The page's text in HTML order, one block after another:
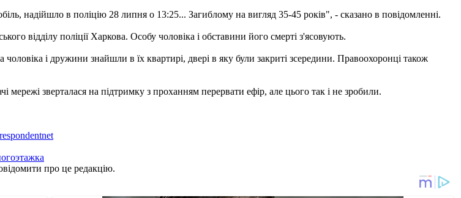
надійшло в поліцію 28 липня о 13:25... Загиблому на вигляд 35-45 років", - сказано в повідомленні.
відділу поліції Харкова. Особу чоловіка і обставини його смерті з'ясовують.
чоловіка і дружини знайшли в їх квартирі, двері в яку були закриті зсередини. Правоохоронці також
мережі зверталася на підтримку з проханням перервати ефір, але цього так і не зробили.
про це редакцію.